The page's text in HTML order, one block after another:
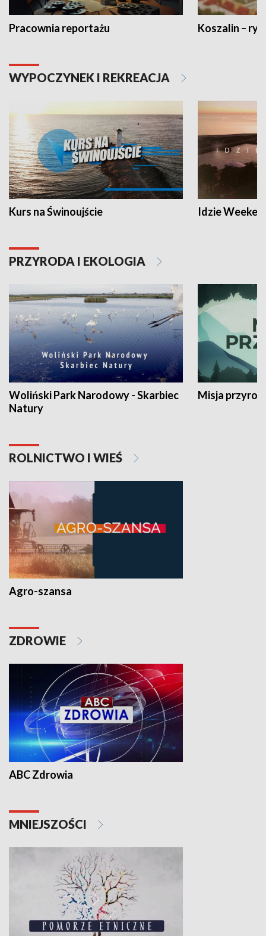
Pracownia reportażu Koszalin –
WYPOCZYNEK I REKREACJA
Kurs na Świnoujście Idzie
PRZYRODA I EKOLOGIA
Woliński Park Narodowy - Skarbiec
Natury
Misja
ROLNICTWO I WIEŚ
Agro-szansa
ZDROWIE
ABC Zdrowia
MNIEJSZOŚCI